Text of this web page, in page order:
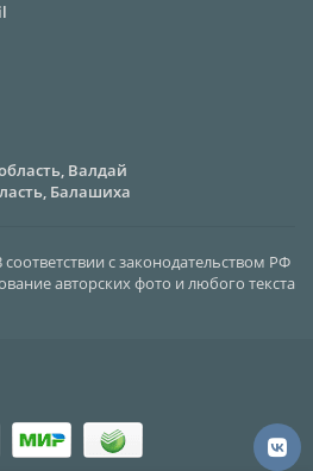
Валдай
Балашиха
с законодательством РФ
авторских фото и любого текста